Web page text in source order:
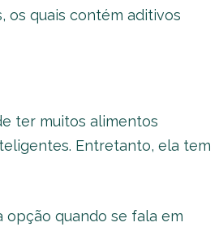
os quais contém aditivos
ter muitos alimentos
Entretanto, ela tem
quando se fala em